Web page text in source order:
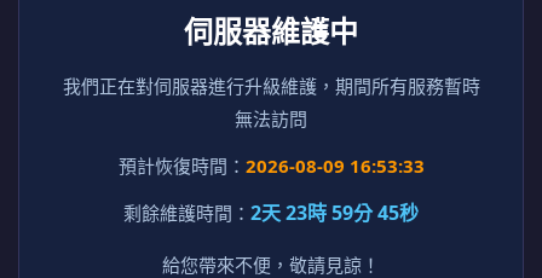
伺服器維護中
我們正在對伺服器進行升級維護，期間所有服務暫時
無法訪問
預計恢復時間： 2026-08-09 16:53:33
剩餘維護時間： 2天 23時 59分 45秒
給您帶來不便，敬請見諒！